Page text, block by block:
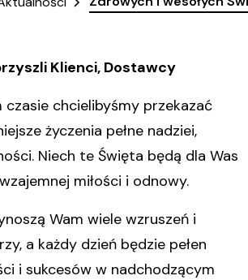
Klienci, Dostawcy
chcielibyśmy przekazać
życzenia pełne nadziei,
Niech te Święta będą dla Was
miłości i odnowy.
Wam wiele wzruszeń i
a każdy dzień będzie pełen
i sukcesów w nadchodzącym